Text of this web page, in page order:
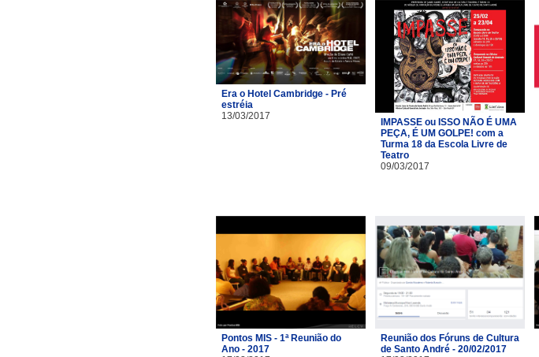
Era o Hotel Cambridge - Pré
estréia
13/03/2017
IMPASSE ou ISSO NÃO É UMA
PEÇA, É UM GOLPE! com a
Turma 18 da Escola Livre de
Teatro​
09/03/2017
Pontos MIS - 1ª Reunião do
Ano - 2017
Reunião dos Fóruns de Cultura
de Santo André - 20/02/2017